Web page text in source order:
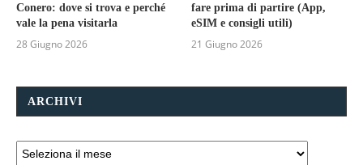
Conero: dove si trova e perché
vale la pena visitarla
28 Giugno 2026
fare prima di partire (App,
eSIM e consigli utili)
21 Giugno 2026
ARCHIVI